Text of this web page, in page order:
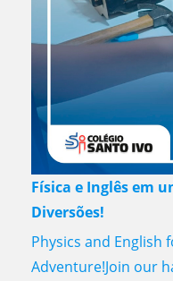
Física e Inglês em
Diversões!
Physics and English
Adventure!Join our